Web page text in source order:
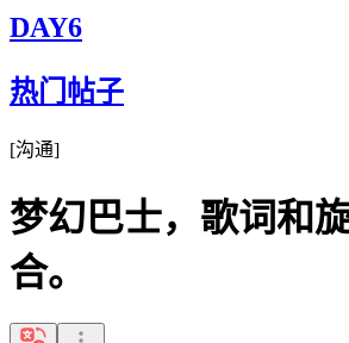
DAY6
热门帖子
[沟通]
梦幻巴士，歌词和
合。